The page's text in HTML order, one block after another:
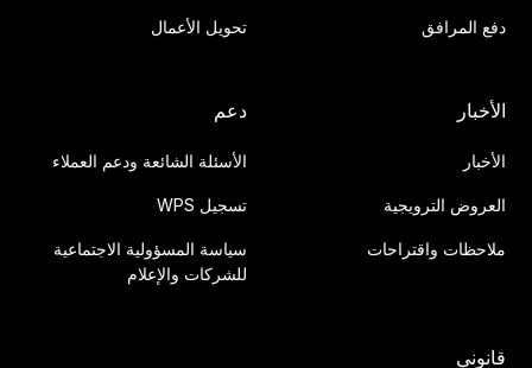
دفع المرافق تحويل الأعمال
الأخبار
الأخبار
العروض الترويجية
ملاحظات واقتراحات
دعم
الأسئلة الشائعة ودعم العملاء
تسجيل WPS
سياسة المسؤولية الاجتماعية
للشركات والإعلام
قانوني